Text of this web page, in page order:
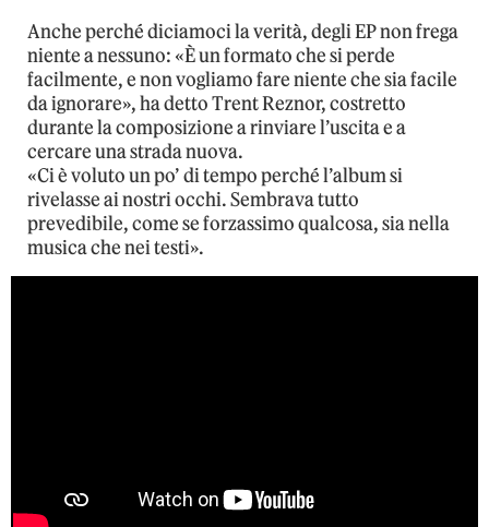
Anche perché diciamoci la verità, degli EP non frega
niente a nessuno: «È un formato che si perde
facilmente, e non vogliamo fare niente che sia facile
da ignorare», ha detto Trent Reznor, costretto
durante la composizione a rinviare l’uscita e a
cercare una strada nuova.
«Ci è voluto un po’ di tempo perché l’album si
rivelasse ai nostri occhi. Sembrava tutto
prevedibile, come se forzassimo qualcosa, sia nella
musica che nei testi».